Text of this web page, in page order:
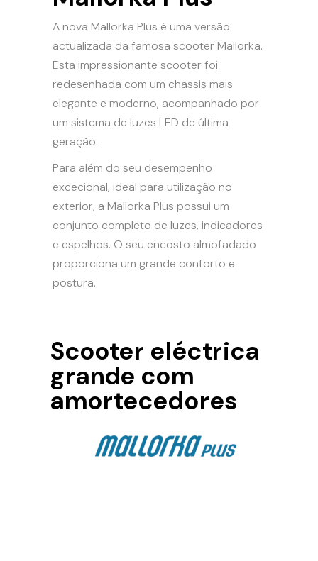
A nova Mallorka Plus é uma versão
actualizada da famosa scooter Mallorka.
Esta impressionante scooter foi
redesenhada com um chassis mais
elegante e moderno, acompanhado por
um sistema de luzes LED de última
geração.
Para além do seu desempenho
excecional, ideal para utilização no
exterior, a Mallorka Plus possui um
conjunto completo de luzes, indicadores
e espelhos. O seu encosto almofadado
proporciona um grande conforto e
postura.
Scooter eléctrica
grande com
amortecedores